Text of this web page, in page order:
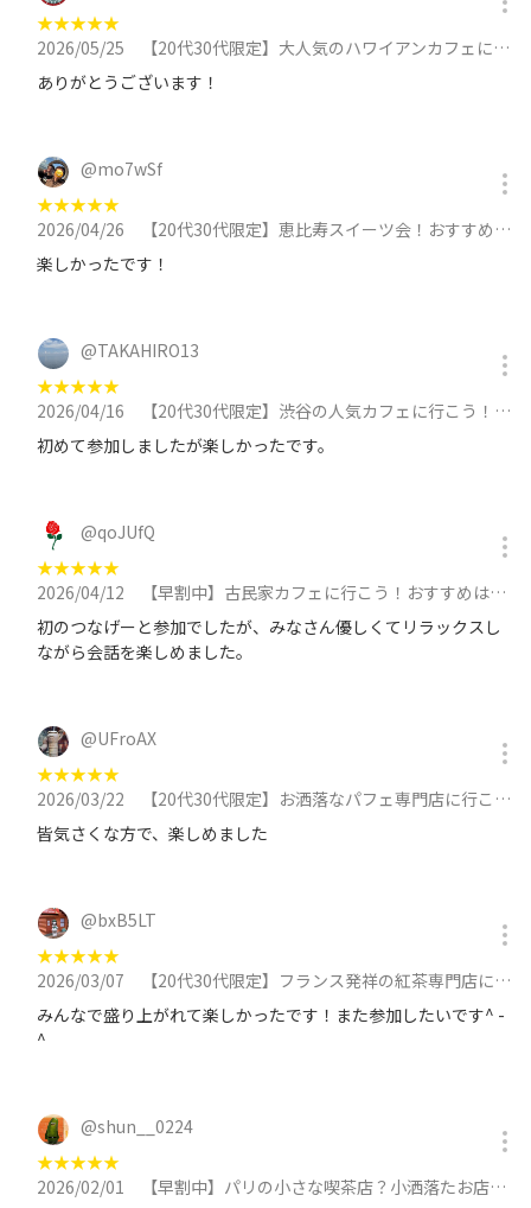
★★★★★
2026/05/25
【20代30代限定】大人気のハワイアンカフェに行こう！おすすめはビッグアイランドパンケーキ🐽🐽🐽に参加
ありがとうございます！
@mo7wSf
★★★★★
2026/04/26
【20代30代限定】恵比寿スイーツ会！おすすめはカスタードプリン🍭🍭🍭に参加
楽しかったです！
@TAKAHIRO13
★★★★★
2026/04/16
【20代30代限定】渋谷の人気カフェに行こう！おすすめは香るチーズケーキ🌺🌺🌺に参加
初めて参加しましたが楽しかったです。
@qoJUfQ
★★★★★
2026/04/12
【早割中】古民家カフェに行こう！おすすめはあんみつです🐽🐽に参加
初のつなげーと参加でしたが、みなさん優しくてリラックスし
ながら会話を楽しめました。
@UFroAX
★★★★★
2026/03/22
【20代30代限定】お洒落なパフェ専門店に行こう！おすすめは12星座パフェ😺😺に参加
皆気さくな方で、楽しめました
@bxB5LT
★★★★★
2026/03/07
【20代30代限定】フランス発祥の紅茶専門店に行こう！おすすめはストラディバリウス🍭🍭に参加
みんなで盛り上がれて楽しかったです！また参加したいです^ -
^
@shun__0224
★★★★★
2026/02/01
【早割中】パリの小さな喫茶店？小洒落たお店に行こう！おすすめはチーズケーキに参加